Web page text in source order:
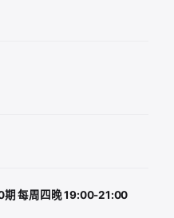
每周四晚 19:00-21:00